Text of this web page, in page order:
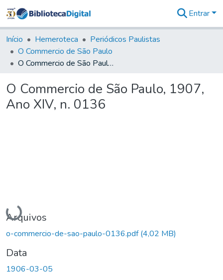
&
Coleções
Tudo na
Biblioteca
Estatísticas
Entrar
Início Hemeroteca
Periódicos Paulistas
O Commercio de São Paulo
O Commercio de São Paulo, 1907, Ano XIV, n. 0136
O Commercio de São Paulo, 1907,
Ano XIV, n. 0136
Carregando...
Arquivos
o-commercio-de-sao-paulo-0136.pdf(4,02 MB)
Data
1906-03-05